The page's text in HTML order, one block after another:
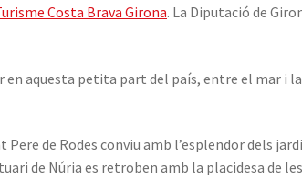
Costa Brava Girona. La Diputació de
aquesta petita part del país, entre el mar i
de Rodes conviu amb l’esplendor dels
de Núria es retroben amb la placidesa de